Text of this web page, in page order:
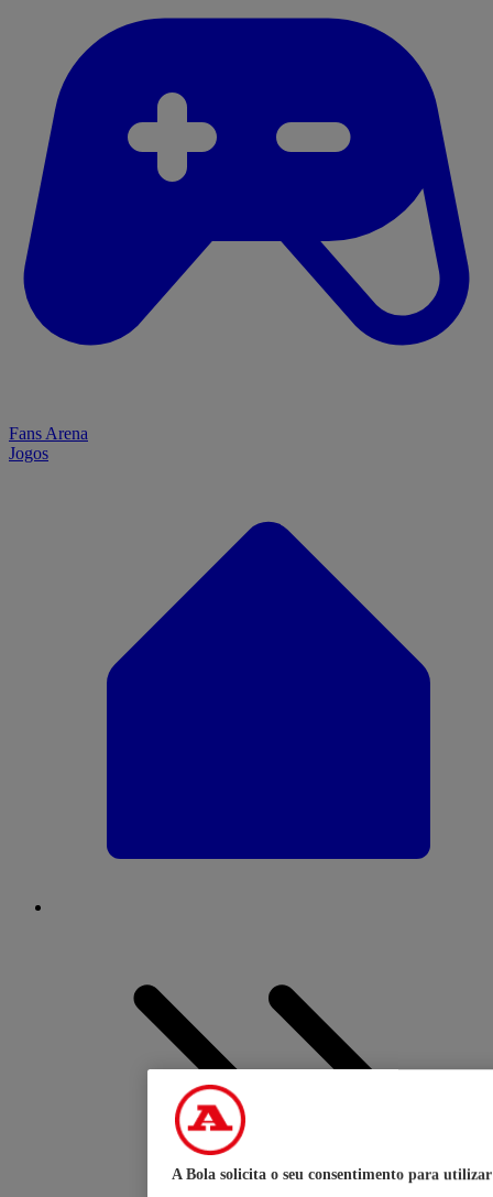
Fans Arena
Jogos
A Bola solicita o seu consentimento para utilizar